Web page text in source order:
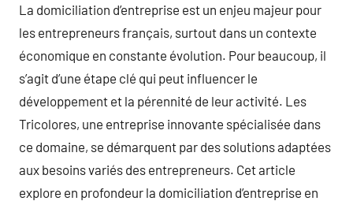
La domiciliation d’entreprise est un enjeu majeur pour
les entrepreneurs français, surtout dans un contexte
économique en constante évolution. Pour beaucoup, il
s’agit d’une étape clé qui peut influencer le
développement et la pérennité de leur activité. Les
Tricolores, une entreprise innovante spécialisée dans
ce domaine, se démarquent par des solutions adaptées
aux besoins variés des entrepreneurs. Cet article
explore en profondeur la domiciliation d’entreprise en